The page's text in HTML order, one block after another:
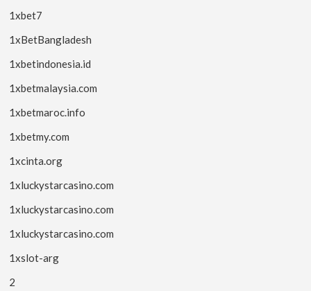
1xbet7
1xBetBangladesh
1xbetindonesia.id
1xbetmalaysia.com
1xbetmaroc.info
1xbetmy.com
1xcinta.org
1xluckystarcasino.com
1xluckystarcasino.com
1xluckystarcasino.com
1xslot-arg
2